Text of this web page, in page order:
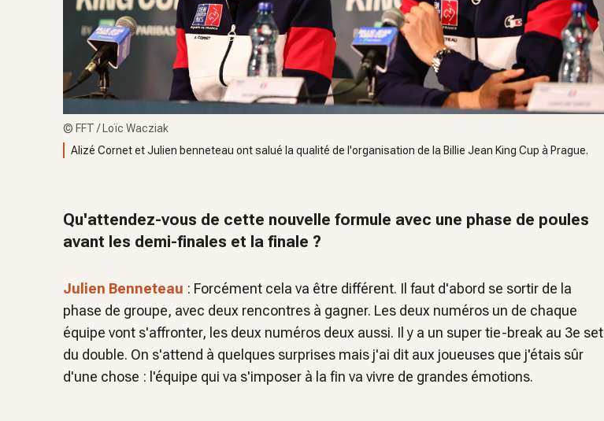
© FFT / Loïc Wacziak
Alizé Cornet et Julien benneteau ont salué la qualité de l'organisation de la Billie Jean King Cup à Prague.
Qu'attendez-vous de cette nouvelle formule avec une phase de poules
avant les demi-finales et la finale ?
Julien Benneteau : Forcément cela va être différent. Il faut d'abord se sortir de la
phase de groupe, avec deux rencontres à gagner. Les deux numéros un de chaque
équipe vont s'affronter, les deux numéros deux aussi. Il y a un super tie-break au 3e set
du double. On s'attend à quelques surprises mais j'ai dit aux joueuses que j'étais sûr
d'une chose : l'équipe qui va s'imposer à la fin va vivre de grandes émotions.